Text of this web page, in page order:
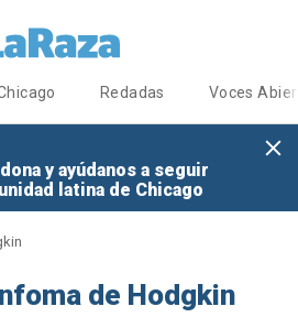
Redadas Voces
y ayúdanos a seguir
latina de Chicago
de Hodgkin